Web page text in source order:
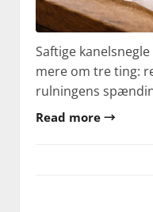
Saftige
mere om tre ting:
rulningens
Read more →